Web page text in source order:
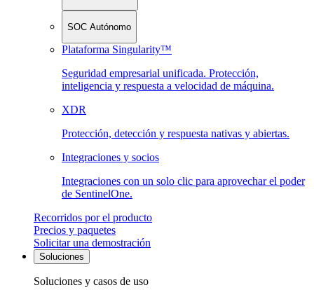
SOC Autónomo
Plataforma Singularity™
Seguridad empresarial unificada. Protección,
inteligencia y respuesta a velocidad de máquina.
XDR
Protección, detección y respuesta nativas y abiertas.
Integraciones y socios
Integraciones con un solo clic para aprovechar el poder
de SentinelOne.
Recorridos por el producto
Precios y paquetes
Solicitar una demostración
Soluciones
Soluciones y casos de uso